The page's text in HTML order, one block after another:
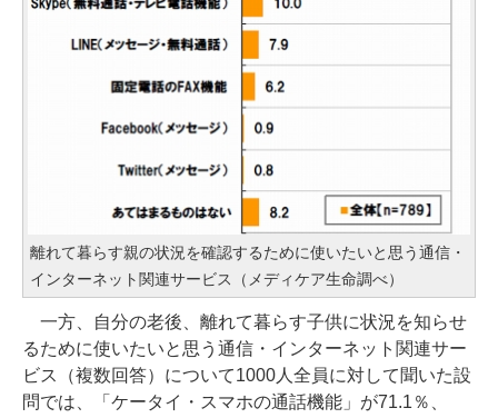
離れて暮らす親の状況を確認するために使いたいと思う通信・
インターネット関連サービス（メディケア生命調べ）
一方、自分の老後、離れて暮らす子供に状況を知らせ
るために使いたいと思う通信・インターネット関連サー
ビス（複数回答）について1000人全員に対して聞いた設
問では、「ケータイ・スマホの通話機能」が71.1％、